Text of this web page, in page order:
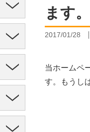
ます。
2017/01/28
当ホームペ
す。もうし